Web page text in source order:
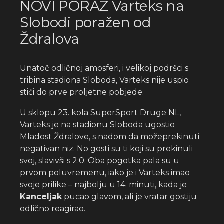
NOVI PORAZ Varteks na
Slobodi poražen od
Ždralova
Unatoč odličnoj amosferi, i velikoj podršci s
tribina stadiona Sloboda, Varteks nije uspio
stići do prve proljetne pobjede.
U sklopu 23. kola SuperSport Druge NL,
Varteks je na stadionu Sloboda ugostio
Mladost Ždralove, s nadom da možeprekinuti
negativan niz. No gosti su ti koji su prekinuli
svoj, slavivši s 2:0. Oba pogotka pala su u
prvom poluvremenu, iako je i Varteks imao
svoje prilike – najbolju u 14. minuti, kada je
Kanceljakpucao glavom, ali je vratar gostiju
odlično reagirao.